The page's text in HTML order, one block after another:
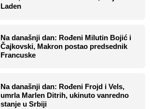
Laden
Na današnji dan: Rođeni Milutin Bojić i
Čajkovski, Makron postao predsednik
Francuske
Na današnji dan: Rođeni Frojd i Vels,
umrla Marlen Ditrih, ukinuto vanredno
stanje u Srbiji